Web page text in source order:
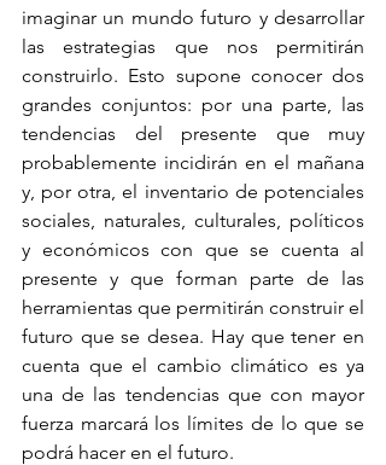
imaginar un mundo futuro y desarrollar
las estrategias que nos permitirán
construirlo. Esto supone conocer dos
grandes conjuntos: por una parte, las
tendencias del presente que muy
probablemente incidirán en el mañana
y, por otra, el inventario de potenciales
sociales, naturales, culturales, políticos
y económicos con que se cuenta al
presente y que forman parte de las
herramientas que permitirán construir el
futuro que se desea. Hay que tener en
cuenta que el cambio climático es ya
una de las tendencias que con mayor
fuerza marcará los límites de lo que se
podrá hacer en el futuro.